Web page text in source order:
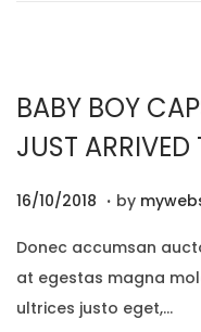
BABY BOY
JUST
P
s
t
e
16/10/2018 2
/
1
2
. by
Donec accumsan
at egestas magna
ultrices justo eget,…